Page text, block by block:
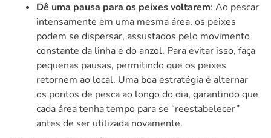
Dê uma pausa para os peixes voltarem: Ao pescar
intensamente em uma mesma área, os peixes
podem se dispersar, assustados pelo movimento
constante da linha e do anzol. Para evitar isso, faça
pequenas pausas, permitindo que os peixes
retornem ao local. Uma boa estratégia é alternar
os pontos de pesca ao longo do dia, garantindo que
cada área tenha tempo para se “reestabelecer”
antes de ser utilizada novamente.